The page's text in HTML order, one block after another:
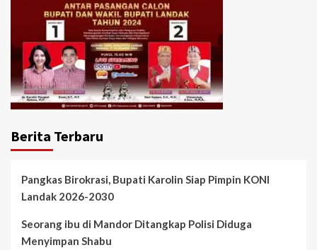
Berita Terbaru
Pangkas Birokrasi, Bupati Karolin Siap Pimpin KONI
Landak 2026-2030
Seorang ibu di Mandor Ditangkap Polisi Diduga
Menyimpan Shabu